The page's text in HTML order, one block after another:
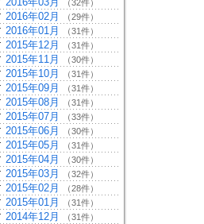
（32件）
2016年02月 （29件）
2016年01月 （31件）
2015年12月 （31件）
2015年11月 （30件）
2015年10月 （31件）
2015年09月 （31件）
2015年08月 （31件）
2015年07月 （33件）
2015年06月 （30件）
2015年05月 （31件）
2015年04月 （30件）
2015年03月 （32件）
2015年02月 （28件）
2015年01月 （31件）
2014年12月 （31件）